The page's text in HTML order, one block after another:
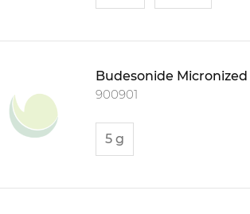
Budesonide Micronized
900901
5 g